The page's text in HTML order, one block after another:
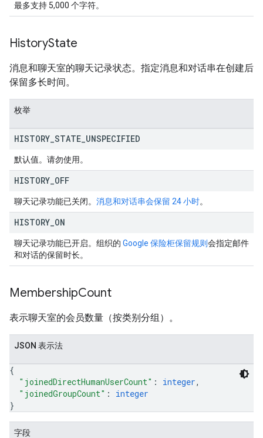
最多支持 5,000 个字符。
HistoryState
消息和聊天室的聊天记录状态。指定消息和对话串在创建后
保留多长时间。
枚举
HISTORY STATE UNSPECIFIED
默认值。请勿使用。
HISTORY OFF
聊天记录功能已关闭。 消息和对话串会保留 24 小时。
HISTORY ON
聊天记录功能已开启。组织的 Google 保险柜保留规则会指定邮件
和对话的保留时长。
MembershipCount
表示聊天室的会员数量（按类别分组）。
JSON 表示法
{
"joinedDirectHumanUserCount" : integer,
"joinedGroupCount" : integer
}
字段